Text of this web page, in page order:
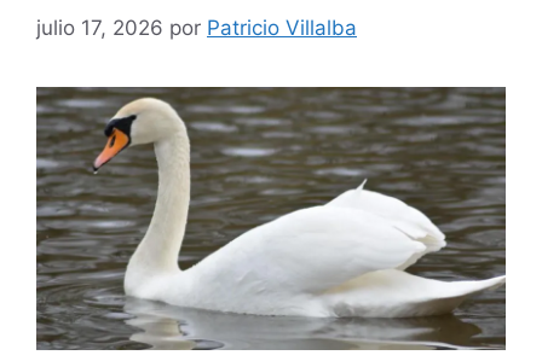
julio 17, 2026 por Patricio Villalba